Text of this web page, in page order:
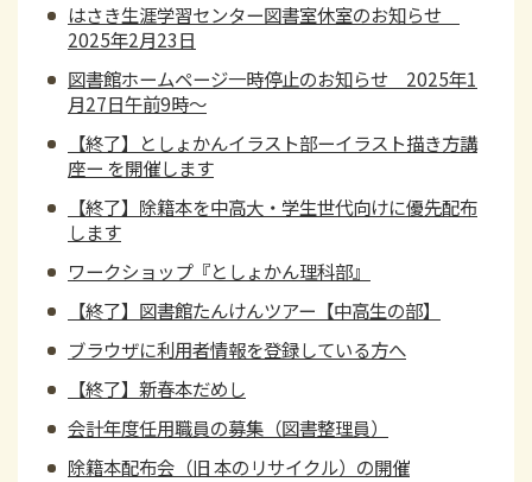
はさき生涯学習センター図書室休室のお知らせ
2025年2月23日
図書館ホームページ一時停止のお知らせ 2025年1
月27日午前9時～
【終了】としょかんイラスト部ーイラスト描き方講
座ー を開催します
【終了】除籍本を中高大・学生世代向けに優先配布
します
ワークショップ『としょかん理科部』
【終了】図書館たんけんツアー【中高生の部】
ブラウザに利用者情報を登録している方へ
【終了】新春本だめし
会計年度任用職員の募集（図書整理員）
除籍本配布会（旧 本のリサイクル）の開催